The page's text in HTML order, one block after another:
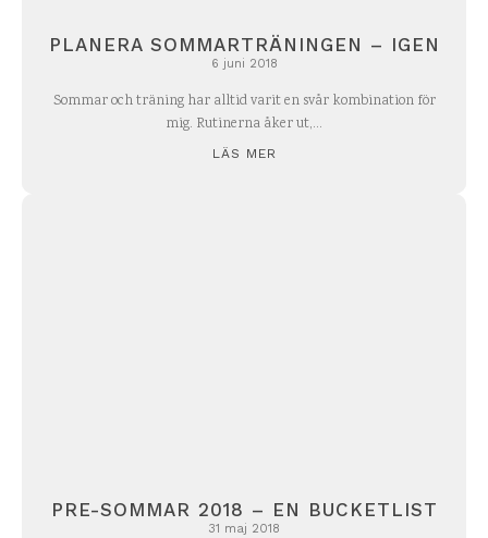
PLANERA SOMMARTRÄNINGEN – IGEN
6 juni 2018
Sommar och träning har alltid varit en svår kombination för
mig. Rutinerna åker ut,...
LÄS MER
PRE-SOMMAR 2018 – EN BUCKETLIST
31 maj 2018